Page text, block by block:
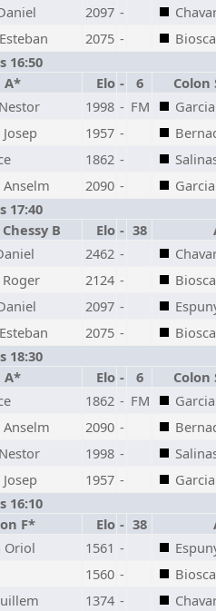
2097 -
2075 -
16:50
A* Elo - 6
Colon
1998 - FM
1957 -
1862 -
Anselm 2090 -
17:40
B Elo - 38
2462 -
2124 -
2097 -
2075 -
18:30
A* Elo - 6
Colon
1862 - FM
Anselm 2090 -
1998 -
1957 -
16:10
F* Elo - 38
Oriol 1561 -
1560 -
1374 -